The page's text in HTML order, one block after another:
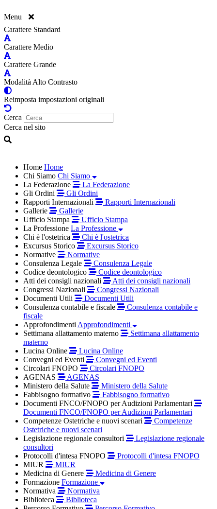
Menu
Carattere Standard
Carattere Medio
Carattere Grande
Modalità Alto Contrasto
Reimposta impostazioni originali
Cerca
Cerca nel sito
Home Home
Chi Siamo Chi Siamo
La Federazione
La Federazione
Gli Ordini
Gli Ordini
Rapporti Internazionali
Rapporti Internazionali
Gallerie
Gallerie
Ufficio Stampa
Ufficio Stampa
La Professione La Professione
Chi è l'ostetrica
Chi è l'ostetrica
Excursus Storico
Excursus Storico
Normative
Normative
Consulenza Legale
Consulenza Legale
Codice deontologico
Codice deontologico
Atti dei consigli nazionali
Atti dei consigli nazionali
Congressi Nazionali
Congressi Nazionali
Documenti Utili
Documenti Utili
Consulenza contabile e fiscale
Consulenza contabile e
fiscale
Approfondimenti Approfondimenti
Settimana allattamento materno
Settimana allattamento
materno
Lucina Online
Lucina Online
Convegni ed Eventi
Convegni ed Eventi
Circolari FNOPO
Circolari FNOPO
AGENAS
AGENAS
Ministero della Salute
Ministero della Salute
Fabbisogno formativo
Fabbisogno formativo
Documenti FNCO/FNOPO per Audizioni Parlamentari
Documenti FNCO/FNOPO per Audizioni Parlamentari
Competenze Ostetriche e nuovi scenari
Competenze
Ostetriche e nuovi scenari
Legislazione regionale consultori
Legislazione regionale
consultori
Protocolli d'intesa FNOPO
Protocolli d'intesa FNOPO
MIUR
MIUR
Medicina di Genere
Medicina di Genere
Formazione Formazione
Normativa
Normativa
Biblioteca
Biblioteca